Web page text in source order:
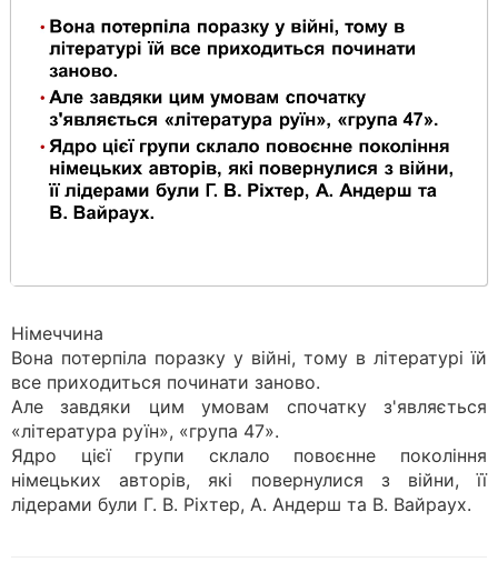
Німеччина
Вона потерпіла поразку у війні, тому в літературі їй
все приходиться починати заново.
Але завдяки цим умовам спочатку з'являється
«література руїн», «група 47».
Ядро цієї групи склало повоєнне покоління
німецьких авторів, які повернулися з війни, її
лідерами були Г. В. Ріхтер, А. Андерш та В. Вайраух.